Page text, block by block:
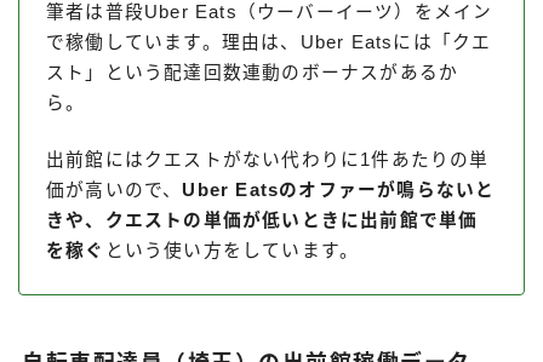
筆者は普段Uber Eats（ウーバーイーツ）をメイン
で稼働しています。理由は、Uber Eatsには「クエ
スト」という配達回数連動のボーナスがあるか
ら。
出前館にはクエストがない代わりに1件あたりの単
価が高いので、 Uber Eatsのオファーが鳴らないと
きや、クエストの単価が低いときに出前館で単価
を稼ぐ という使い方をしています。